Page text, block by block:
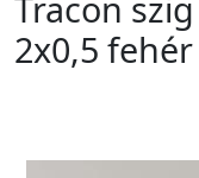
2x0,5 fehér